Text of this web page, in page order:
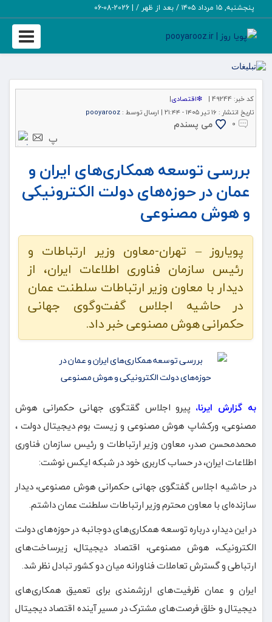
پنجشنبه, ۱۵ مرداد ۱۴۰۵ / بعد از ظهر / |
2026-08-06
Toggle
کد خبر: 49244 | ❇اقتصادی|
تاریخ انتشار : ۱۶ تیر ۱۴۰۵ - ۲۱:۴۴ | ارسال توسط : pooyarooz
۰
می پسندم
پ
بررسی توسعه همکاری‌های ایران و
عمان در حوزه‌های دولت الکترونیکی
و هوش مصنوعی
پویاروز – تهران-معاون وزیر ارتباطات و
رئیس سازمان فناوری اطلاعات ایران، از
دیدار با معاون وزیر ارتباطات سلطنت عمان
در حاشیه اجلاس گفت‌وگوی جهانی
حکمرانی هوش مصنوعی خبر داد.
به گزارش ایرنا، پیرو اجلاس گقتگوی جهانی حکمرانی هوش
مصنوعی، ورکشاپ هوش مصنوعی و زیست بوم دیجیتال دولت ،
محمدمحسن صدر، معاون وزیر ارتباطات و رئیس سازمان فناوری
اطلاعات ایران، در حساب کاربری خود در شبکه ایکس نوشت:
در حاشیه اجلاس گفتگوی جهانی حکمرانی هوش مصنوعی، دیدار
سازنده‌ای با معاون محترم وزیر ارتباطات سلطنت عمان داشتم.
در این دیدار، درباره توسعه همکاری‌های دوجانبه در حوزه‌های دولت
الکترونیک، هوش مصنوعی، اقتصاد دیجیتال، زیرساخت‌های
ارتباطی و گسترش تعاملات فناورانه میان دو کشور تبادل نظر شد.
ایران و عمان ظرفیت‌های ارزشمندی برای تعمیق همکاری‌های
دیجیتال و خلق فرصت‌های مشترک در مسیر آینده اقتصاد دیجیتال